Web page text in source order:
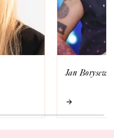
Jan